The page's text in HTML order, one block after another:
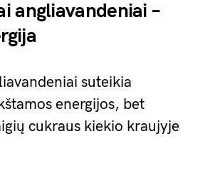
angliavandeniai –
suteikia
energijos, bet
cukraus kiekio kraujyje